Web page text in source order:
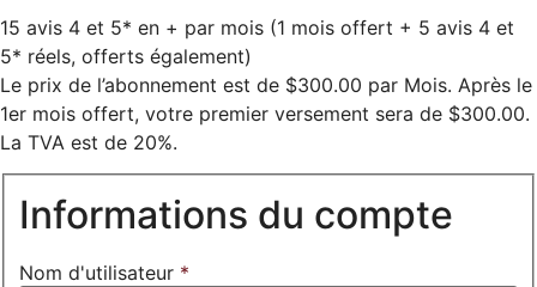
15 avis 4 et 5* en + par mois (1 mois offert + 5 avis 4 et
5* réels, offerts également)
Le prix de l’abonnement est de $300.00 par Mois. Après le
1er mois offert, votre premier versement sera de $300.00.
La TVA est de 20%.
Informations du compte
Nom d'utilisateur *